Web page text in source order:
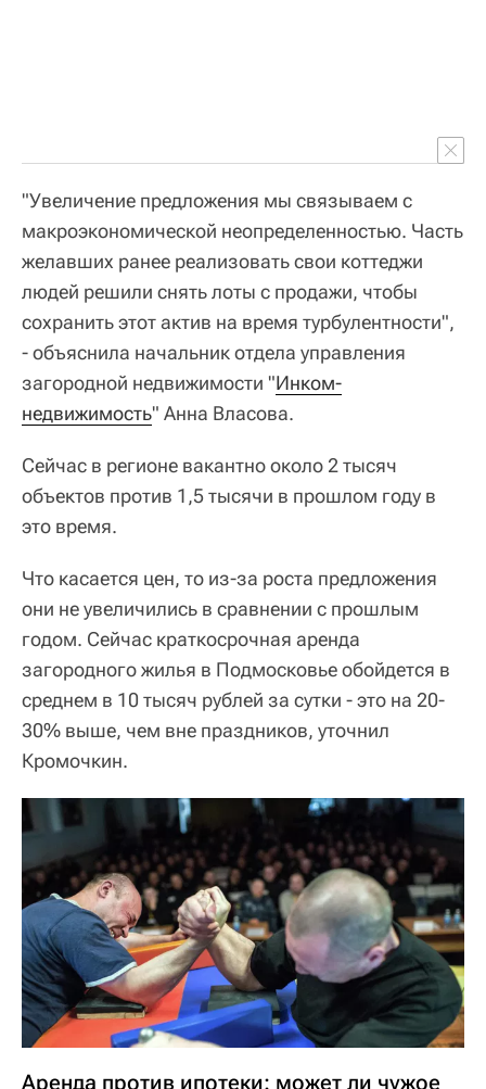
"Увеличение предложения мы связываем с
макроэкономической неопределенностью. Часть
желавших ранее реализовать свои коттеджи
людей решили снять лоты с продажи, чтобы
сохранить этот актив на время турбулентности",
- объяснила начальник отдела управления
загородной недвижимости "Инком-
недвижимость" Анна Власова.
Сейчас в регионе вакантно около 2 тысяч
объектов против 1,5 тысячи в прошлом году в
это время.
Что касается цен, то из-за роста предложения
они не увеличились в сравнении с прошлым
годом. Сейчас краткосрочная аренда
загородного жилья в Подмосковье обойдется в
среднем в 10 тысяч рублей за сутки - это на 20-
30% выше, чем вне праздников, уточнил
Кромочкин.
Аренда против ипотеки: может ли чужое